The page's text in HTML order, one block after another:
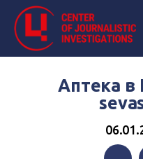
Аптека в